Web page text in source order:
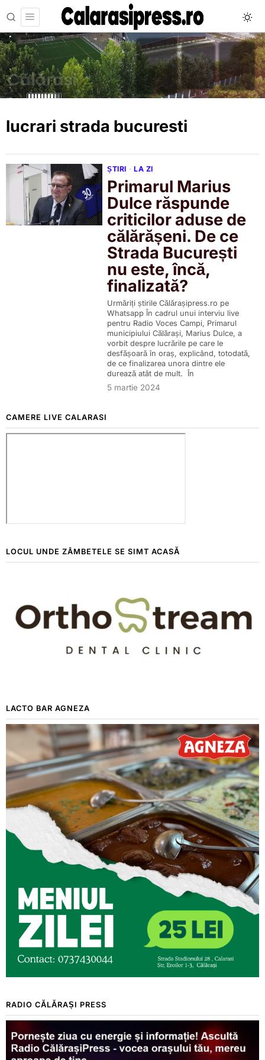
lucrari strada bucuresti
ȘTIRI · LA ZI
Primarul Marius
Dulce răspunde
criticilor aduse de
călărășeni. De ce
Strada București
nu este, încă,
finalizată?
Urmăriți știrile Călărașipress.ro pe
Whatsapp În cadrul unui interviu live
pentru Radio Voces Campi, Primarul
municipiului Călărași, Marius Dulce, a
vorbit despre lucrările pe care le
desfășoară în oraș, explicând, totodată,
de ce finalizarea unora dintre ele
durează atât de mult. În
5 martie 2024
CAMERE LIVE CALARASI
LOCUL UNDE ZÂMBETELE SE SIMT ACASĂ
LACTO BAR AGNEZA
RADIO CĂLĂRAȘI PRESS